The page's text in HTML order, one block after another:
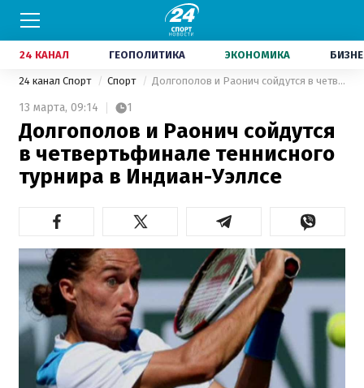
24 КАНАЛ ГЕОПОЛИТИКА ЭКОНОМИКА
24 канал Спорт Спорт Долгополов и Раонич сойдутся в четвертьфинале теннисного турнира в Индиан-Уэллсе
13 марта, 09:14 1
Долгополов и Раонич сойдутся
в четвертьфинале теннисного
турнира в Индиан-Уэллсе